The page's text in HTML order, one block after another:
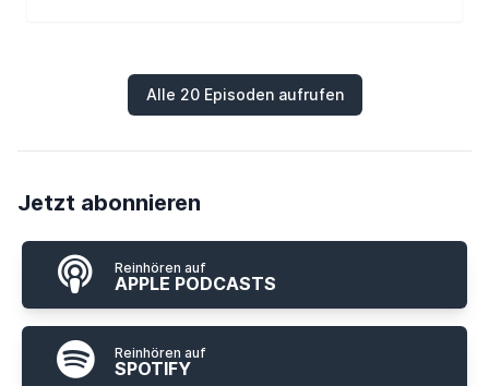
Alle 20 Episoden aufrufen
Jetzt abonnieren
Reinhören auf
APPLE PODCASTS
Reinhören auf
SPOTIFY